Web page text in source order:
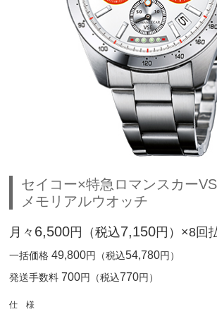
セイコー×特急ロマンスカー
メモリアルウオッチ
月々 6,500円（税込7,150円）×8回
一括価格49,800円（税込54,780円）
発送手数料 700円（税込770円）
仕 様